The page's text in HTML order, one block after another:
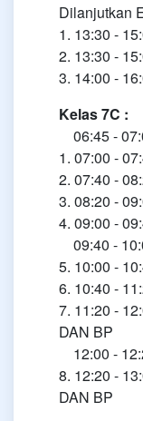
Dilanjutkan
1. 13:30 -
2. 13:30 -
3. 14:00 -
Kelas 7C :
06:45 -
1. 07:00 -
2. 07:40 -
3. 08:20 -
4. 09:00 -
09:40 -
5. 10:00 -
6. 10:40 -
7. 11:20 -
DAN BP
12:00 -
8. 12:20 -
DAN BP